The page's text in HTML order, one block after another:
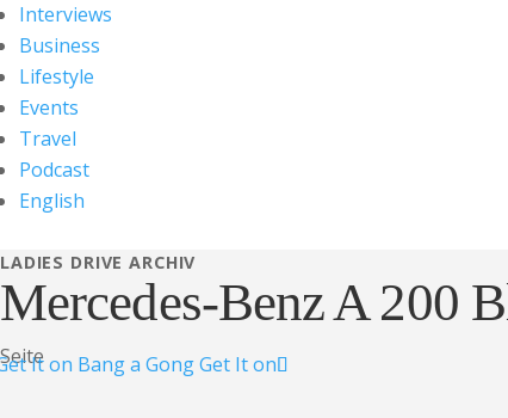
Interviews
Business
Lifestyle
Events
Travel
Podcast
English
LADIES DRIVE ARCHIV
Mercedes-Benz A 200
Seite